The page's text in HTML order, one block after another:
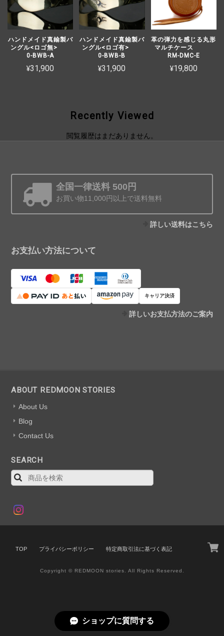
ハンドメイド真鍮製バ
ングル<ロゴ無>
0-BWB-A
¥31,900
ハンドメイド真鍮製バ
ングル<ロゴ有>
0-BWB-B
¥31,900
革の弾力を感じる丸形
マルチケース
RM-DMC-E
¥19,800
Recently Viewed
閲覧履歴はまだありません。
全国一律送料 500円
お買い物11,000円以上で送料無料
詳しい送料はこちら
お支払い方法について
キャリア決済
詳しいお支払方法のご案内
ABOUT REDMOON STORIES
About Us
Blog
Contact Us
SEARCH
TOP プライバシーポリシー 特定商取引法に基づく表記
Copyright © REDMOON stories. All Rights Reserved.
ショップに質問する